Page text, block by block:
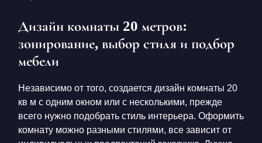
Дизайн комнаты 20 метров:
зонирование, выбор стиля и подбор
мебели
Независимо от того, создается дизайн комнаты 20
кв м с одним окном или с несколькими, прежде
всего нужно подобрать стиль интерьера. Оформить
комнату можно разными стилями, все зависит от